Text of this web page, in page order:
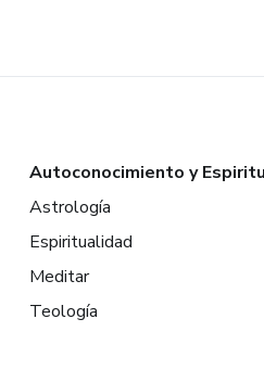
Autoconocimiento y
Astrología
Espiritualidad
Meditar
Teología